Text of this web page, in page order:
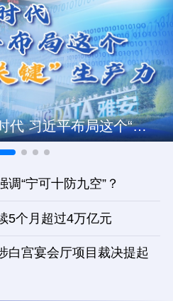
【讲习所】数字经济时代 习近平布局这个“关键”生产力
“宁可十防九空”？
5个月超过4万亿元
白宫宴会厅项目裁决提起